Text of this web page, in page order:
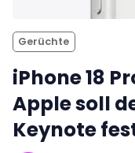
Gerüchte
iPhone 18
Apple soll
Keynote